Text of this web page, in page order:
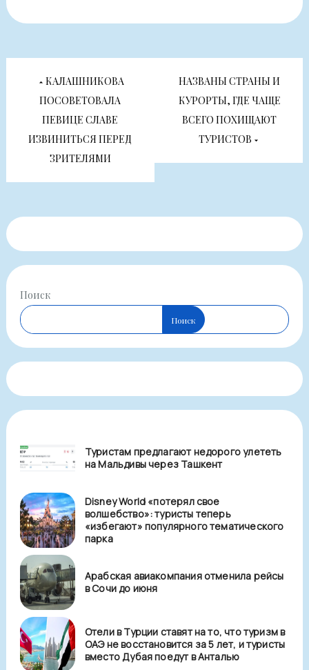
Навигация
записям
КАЛАШНИКОВА
ПОСОВЕТОВАЛА
ПЕВИЦЕ СЛАВЕ
ИЗВИНИТЬСЯ ПЕРЕД
ЗРИТЕЛЯМИ
НАЗВАНЫ СТРАНЫ И
КУРОРТЫ, ГДЕ ЧАЩЕ
ВСЕГО ПОХИЩАЮТ
ТУРИСТОВ
Поиск
Поиск
Туристам предлагают недорого улететь
на Мальдивы через Ташкент
Disney World «потерял свое
волшебство»: туристы теперь
«избегают» популярного тематического
парка
Арабская авиакомпания отменила рейсы
в Сочи до июня
Отели в Турции ставят на то, что туризм в
ОАЭ не восстановится за 5 лет, и туристы
вместо Дубая поедут в Анталью